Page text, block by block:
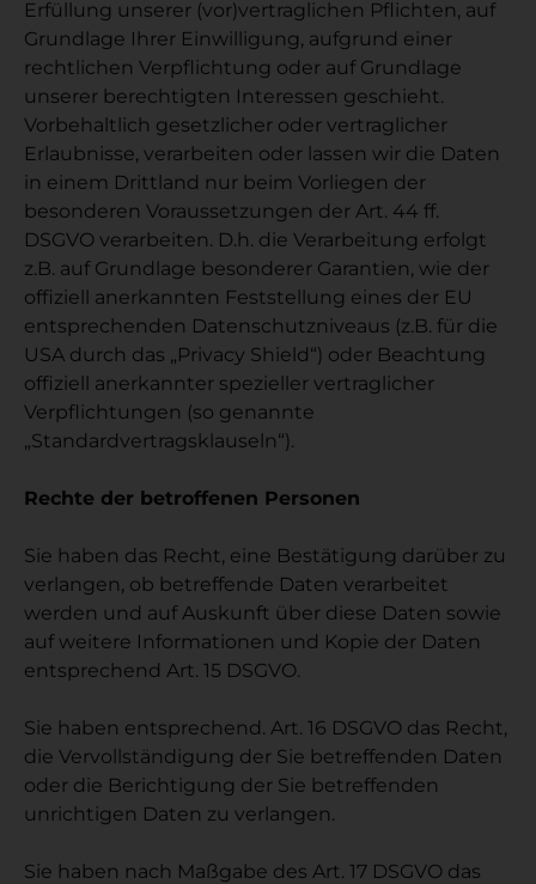
Erfüllung unserer (vor)vertraglichen Pflichten, auf
Grundlage Ihrer Einwilligung, aufgrund einer
rechtlichen Verpflichtung oder auf Grundlage
unserer berechtigten Interessen geschieht.
Vorbehaltlich gesetzlicher oder vertraglicher
Erlaubnisse, verarbeiten oder lassen wir die Daten
in einem Drittland nur beim Vorliegen der
besonderen Voraussetzungen der Art. 44 ff.
DSGVO verarbeiten. D.h. die Verarbeitung erfolgt
z.B. auf Grundlage besonderer Garantien, wie der
offiziell anerkannten Feststellung eines der EU
entsprechenden Datenschutzniveaus (z.B. für die
USA durch das „Privacy Shield“) oder Beachtung
offiziell anerkannter spezieller vertraglicher
Verpflichtungen (so genannte
„Standardvertragsklauseln“).
Rechte der betroffenen Personen
Sie haben das Recht, eine Bestätigung darüber zu
verlangen, ob betreffende Daten verarbeitet
werden und auf Auskunft über diese Daten sowie
auf weitere Informationen und Kopie der Daten
entsprechend Art. 15 DSGVO.
Sie haben entsprechend. Art. 16 DSGVO das Recht,
die Vervollständigung der Sie betreffenden Daten
oder die Berichtigung der Sie betreffenden
unrichtigen Daten zu verlangen.
Sie haben nach Maßgabe des Art. 17 DSGVO das